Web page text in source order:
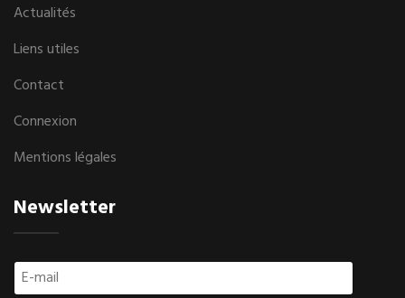
Actualités
Liens utiles
Contact
Connexion
Mentions légales
Newsletter